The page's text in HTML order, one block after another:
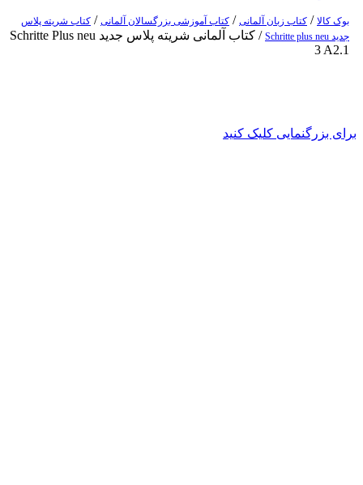
بوک کالا / کتاب زبان آلمانی / کتاب آموزشی بزرگسالان آلمانی / کتاب شریته پلاس
جدید Schritte plus neu
/
کتاب آلمانی شریته پلاس جدید Schritte Plus neu
3 A2.1
برای بزرگنمایی کلیک کنید